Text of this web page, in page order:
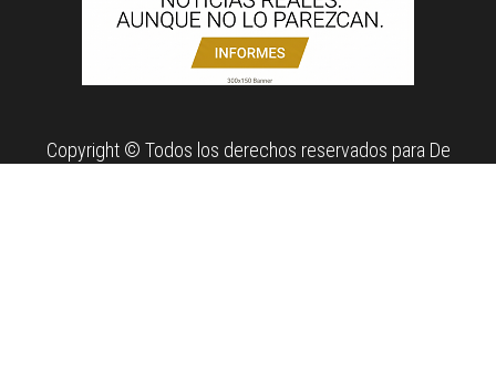
Copyright © Todos los derechos reservados para De